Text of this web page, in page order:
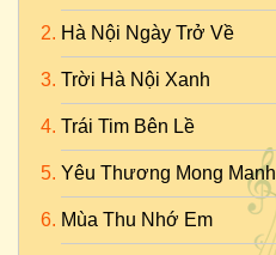
Hà Nội Ngày Trở Về
Trời Hà Nội Xanh
Trái Tim Bên Lề
Yêu Thương Mong Manh
Mùa Thu Nhớ Em